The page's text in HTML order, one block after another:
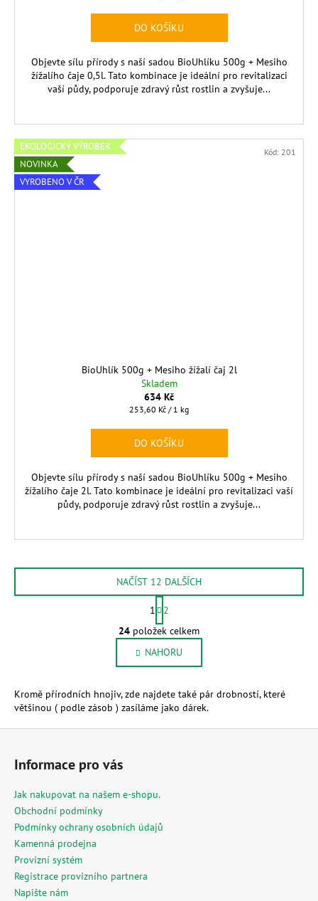
DO KOŠÍKU
Objevte sílu přírody s naší sadou BioUhlíku 500g + Mesiho
žížalího čaje 0,5l. Tato kombinace je ideální pro revitalizaci
vaší půdy, podporuje zdravý růst rostlin a zvyšuje...
EKOLOGICKÝ VÝROBEK
NOVINKA
VYROBENO V ČR
BioUhlík 500g + Mesiho žížalí čaj 2l
Skladem
634 Kč
Měrná
253,60 Kč / 1 kg
DO KOŠÍKU
Objevte sílu přírody s naší sadou BioUhlíku 500g + Mesiho
žížalího čaje 2l. Tato kombinace je ideální pro revitalizaci vaší
půdy, podporuje zdravý růst rostlin a zvyšuje...
Kód: 201
O
v
l
á
d
a
c
í
k
v
NAČÍST 12 DALŠÍCH
S
t
r
á
n
k
v
á
1
2
24 položek celkem
NAHORU
Kromě přírodních hnojiv, zde najdete také pár drobností, které
většinou ( podle zásob ) zasíláme jako dárek.
Informace pro vás
Jak nakupovat na našem e-shopu.
Obchodní podmínky
Podmínky ochrany osobních údajů
Kamenná prodejna
Provizní systém
Registrace provizního partnera
Napište nám